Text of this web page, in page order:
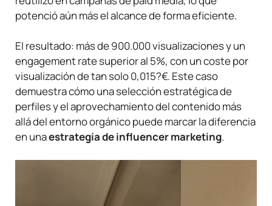
potenció aún más el alcance de forma eficiente.
El resultado: más de 900.000 visualizaciones y un
engagement rate superior al 5%, con un coste por
visualización de tan solo 0,015?€. Este caso
demuestra cómo una selección estratégica de
perfiles y el aprovechamiento del contenido más
allá del entorno orgánico puede marcar la diferencia
en unaestrategia de influencer marketing.